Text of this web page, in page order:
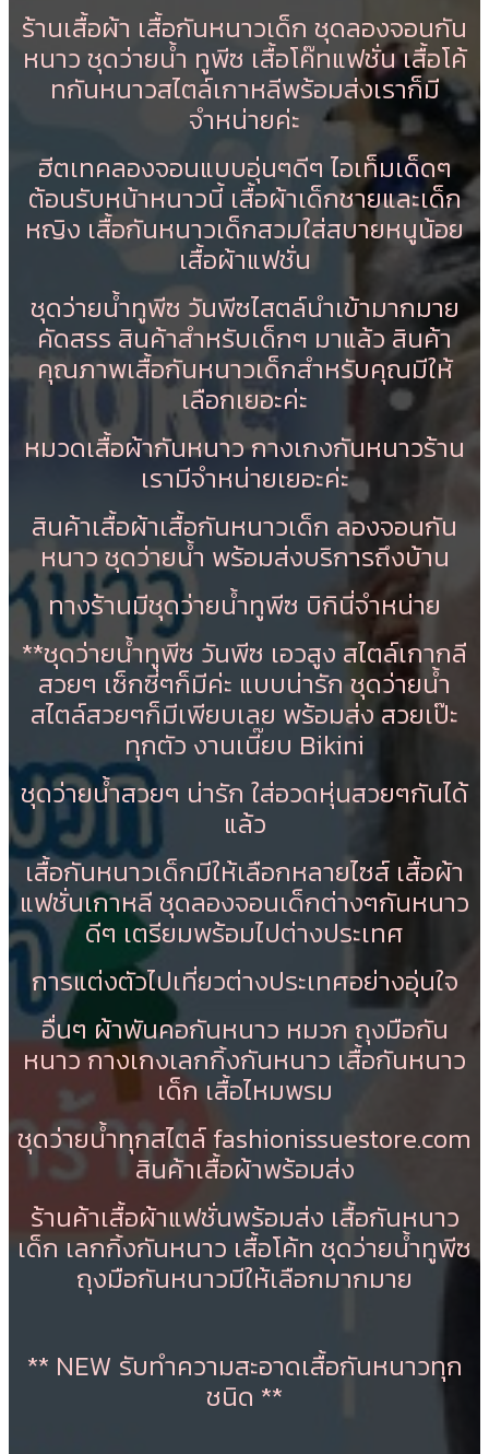
ร้านเสื้อผ้า เสื้อกันหนาวเด็ก ชุดลองจอนกัน
หนาว ชุดว่ายน้ำ ทูพีซ เสื้อโค๊ทแฟชั่น เสื้อโค้
ทกันหนาวสไตล์เกาหลีพร้อมส่งเราก็มี
จำหน่ายค่ะ
ฮีตเทคลองจอนแบบอุ่นๆดีๆ ไอเท็มเด็ดๆ
ต้อนรับหน้าหนาวนี้ เสื้อผ้าเด็กชายและเด็ก
หญิง เสื้อกันหนาวเด็กสวมใส่สบายหนูน้อย
เสื้อผ้าแฟชั่น
ชุดว่ายน้ำทูพีซ วันพีซไสตล์นำเข้ามากมาย
คัดสรร สินค้าสำหรับเด็กๆ มาแล้ว สินค้า
คุณภาพเสื้อกันหนาวเด็กสำหรับคุณมีให้
เลือกเยอะค่ะ
หมวดเสื้อผ้ากันหนาว กางเกงกันหนาวร้าน
เรามีจำหน่ายเยอะค่ะ
สินค้าเสื้อผ้าเสื้อกันหนาวเด็ก ลองจอนกัน
หนาว ชุดว่ายน้ำ พร้อมส่งบริการถึงบ้าน
ทางร้านมีชุดว่ายน้ำทูพีซ บิกินี่จำหน่าย
**ชุดว่ายน้ำทูพีซ วันพีซ เอวสูง สไตล์เกากลี
สวยๆ เซ็กซี่ๆก็มีค่ะ แบบน่ารัก ชุดว่ายน้ำ
สไตล์สวยๆก็มีเพียบเลย พร้อมส่ง สวยเป๊ะ
ทุกตัว งานเนี๊ยบ Bikini
ชุดว่ายน้ำสวยๆ น่ารัก ใส่อวดหุ่นสวยๆกันได้
แล้ว
เสื้อกันหนาวเด็กมีให้เลือกหลายไซส์ เสื้อผ้า
แฟชั่นเกาหลี ชุดลองจอนเด็กต่างๆกันหนาว
ดีๆ เตรียมพร้อมไปต่างประเทศ
การแต่งตัวไปเที่ยวต่างประเทศอย่างอุ่นใจ
อื่นๆ ผ้าพันคอกันหนาว หมวก ถุงมือกัน
หนาว​ กางเกงเลกกิ้งกันหนาว เสื้อกันหนาว
เด็ก เสื้อไหมพรม
ชุดว่ายน้ำทุกสไตล์ fashionissuestore.com
สินค้าเสื้อผ้าพร้อมส่ง
ร้านค้าเสื้อผ้าแฟชั่นพร้อมส่ง เสื้อกันหนาว
เด็ก เลกกิ้งกันหนาว เสื้อโค้ท ชุดว่ายน้ำทูพีซ
ถุงมือกันหนาวมีให้เลือกมากมาย
** NEW รับทำความสะอาดเสื้อกันหนาวทุก
ชนิด **